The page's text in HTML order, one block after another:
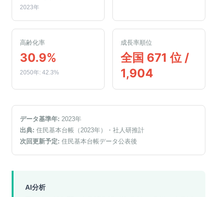
2023年
高齢化率
30.9%
2050年: 42.3%
成長率順位
全国 671 位 /
1,904
データ基準年: 2023年
出典: 住民基本台帳（2023年）
・社人研推計
次回更新予定: 住民基本台帳データ公表後
AI分析